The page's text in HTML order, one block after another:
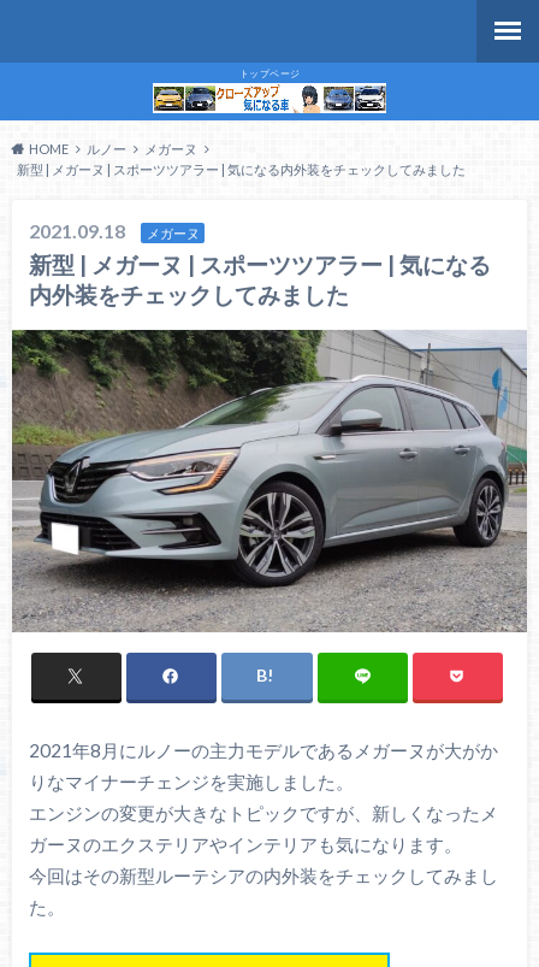
トップページ
HOME ルノー
メガーヌ
新型 | メガーヌ | スポーツツアラー | 気になる内外装をチェックしてみました
2021.09.18 メガーヌ
新型 | メガーヌ | スポーツツアラー | 気になる
内外装をチェックしてみました
2021年8月にルノーの主力モデルであるメガーヌが大がか
りなマイナーチェンジを実施しました。
エンジンの変更が大きなトピックですが、新しくなったメ
ガーヌのエクステリアやインテリアも気になります。
今回はその新型ルーテシアの内外装をチェックしてみまし
た。